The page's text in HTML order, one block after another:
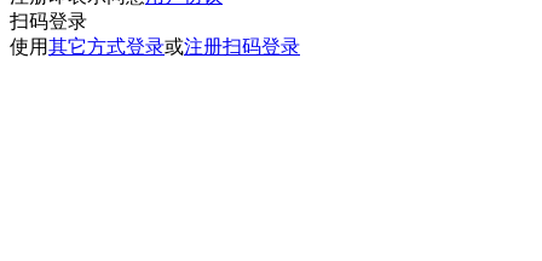
扫码登录
使用其它方式登录或注册扫码登录